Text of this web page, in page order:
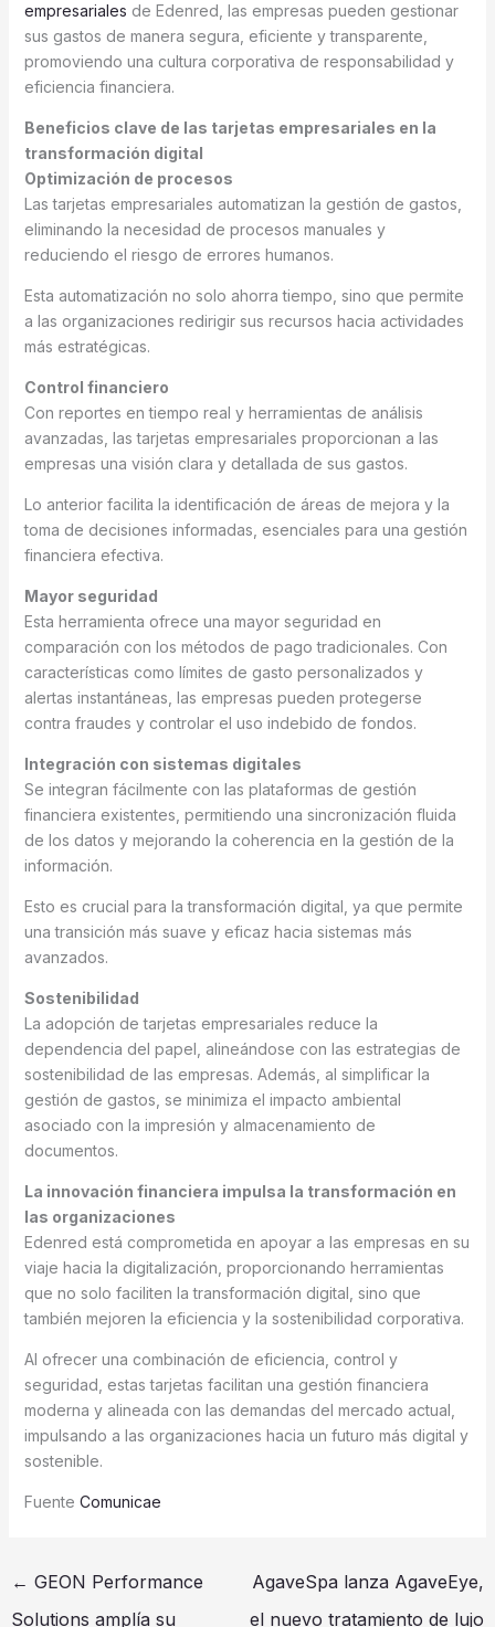
empresariales de Edenred, las empresas pueden gestionar
sus gastos de manera segura, eficiente y transparente,
promoviendo una cultura corporativa de responsabilidad y
eficiencia financiera.
Beneficios clave de las tarjetas empresariales en la
transformación digital
Optimización de procesos
Las tarjetas empresariales automatizan la gestión de gastos,
eliminando la necesidad de procesos manuales y
reduciendo el riesgo de errores humanos.
Esta automatización no solo ahorra tiempo, sino que permite
a las organizaciones redirigir sus recursos hacia actividades
más estratégicas.
Control financiero
Con reportes en tiempo real y herramientas de análisis
avanzadas, las tarjetas empresariales proporcionan a las
empresas una visión clara y detallada de sus gastos.
Lo anterior facilita la identificación de áreas de mejora y la
toma de decisiones informadas, esenciales para una gestión
financiera efectiva.
Mayor seguridad
Esta herramienta ofrece una mayor seguridad en
comparación con los métodos de pago tradicionales. Con
características como límites de gasto personalizados y
alertas instantáneas, las empresas pueden protegerse
contra fraudes y controlar el uso indebido de fondos.
Integración con sistemas digitales
Se integran fácilmente con las plataformas de gestión
financiera existentes, permitiendo una sincronización fluida
de los datos y mejorando la coherencia en la gestión de la
información.
Esto es crucial para la transformación digital, ya que permite
una transición más suave y eficaz hacia sistemas más
avanzados.
Sostenibilidad
La adopción de tarjetas empresariales reduce la
dependencia del papel, alineándose con las estrategias de
sostenibilidad de las empresas. Además, al simplificar la
gestión de gastos, se minimiza el impacto ambiental
asociado con la impresión y almacenamiento de
documentos.
La innovación financiera impulsa la transformación en
las organizaciones
Edenred está comprometida en apoyar a las empresas en su
viaje hacia la digitalización, proporcionando herramientas
que no solo faciliten la transformación digital, sino que
también mejoren la eficiencia y la sostenibilidad corporativa.
Al ofrecer una combinación de eficiencia, control y
seguridad, estas tarjetas facilitan una gestión financiera
moderna y alineada con las demandas del mercado actual,
impulsando a las organizaciones hacia un futuro más digital y
sostenible.
Fuente Comunicae
← GEON Performance
Solutions amplía su
AgaveSpa lanza AgaveEye,
el nuevo tratamiento de lujo